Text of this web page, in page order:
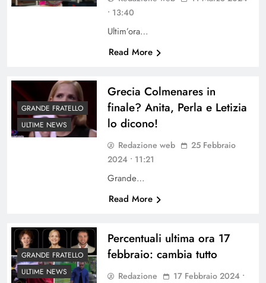
• 13:40
Ultim’ora…
Read More
GRANDE FRATELLO
ULTIME NEWS
Grecia Colmenares in
finale? Anita, Perla e Letizia
lo dicono!
Redazione web
25 Febbraio
2024 • 11:21
Grande…
Read More
GRANDE FRATELLO
ULTIME NEWS
Percentuali ultima ora 17
febbraio: cambia tutto
Redazione
17 Febbraio 2024 •